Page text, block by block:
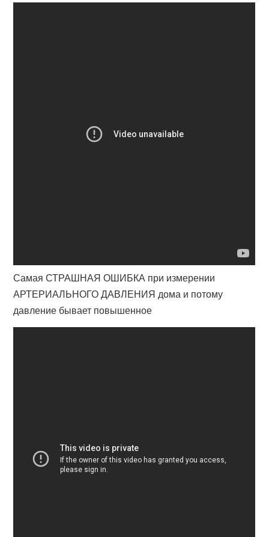
Самая СТРАШНАЯ ОШИБКА при измерении
АРТЕРИАЛЬНОГО ДАВЛЕНИЯ дома и потому
давление бывает повышенное